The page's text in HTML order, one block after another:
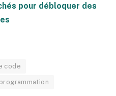
pour débloquer des
code
programmation